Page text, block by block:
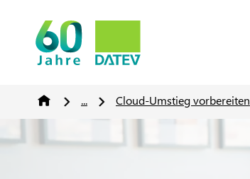
... Cloud-Umstieg vorbereiten